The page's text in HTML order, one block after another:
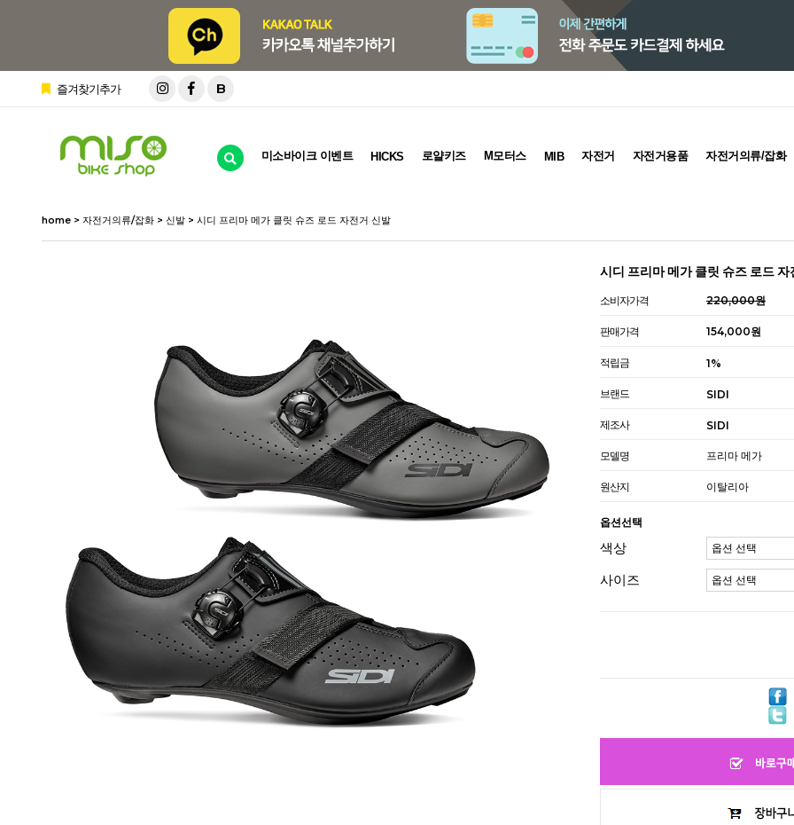
즐겨찾기추가 B
미소바이크 이벤트 HICKS 로얄키즈 M모터스 MIB 자전거 자전거용품 자전거의류/잡화
home > 자전거의류/잡화 > 신발 > 시디 프리마 메가 클릿 슈즈 로드 자전거 신발
시디 프리마 메가 클릿 슈즈 로드 자
소비자가격 220,000원
판매가격 154,000원
적립금 1%
브랜드 SIDI
제조사 SIDI
모델명 프리마 메가
원산지 이탈리아
옵션선택
색상
사이즈